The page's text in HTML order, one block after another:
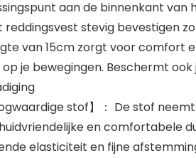
aan de binnenkant van
reddingsvest stevig bevestigen
van 15cm zorgt voor comfort
je bewegingen. Beschermt
stof】： De stof
en comfortabele
elasticiteit en fijne